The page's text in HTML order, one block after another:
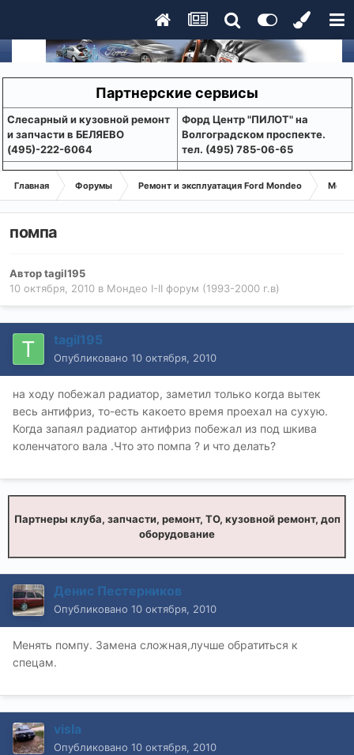
Партнерские сервисы
Слесарный и кузовной ремонт
и запчасти в БЕЛЯЕВО
(495)-222-6064
Форд Центр "ПИЛОТ" на
Волгоградском проспекте.
тел. (495) 785-06-65
Главная Форумы Ремонт и эксплуатация Ford Mondeo
помпа
Авторtagil195
10 октября, 2010 в Мондео I-II форум (1993-2000 г.в)
tagil195
Опубликовано 10 октября, 2010
на ходу побежал радиатор, заметил только когда вытек
весь антифриз, то-есть какоето время проехал на сухую.
Когда запаял радиатор антифриз побежал из под шкива
коленчатого вала .Что это помпа ? и что делать?
Партнеры клуба, запчасти, ремонт, ТО, кузовной ремонт, доп
оборудование
Денис Пестерников
Опубликовано 10 октября, 2010
Менять помпу. Замена сложная,лучше обратиться к
спецам.
visla
Опубликовано 10 октября, 2010